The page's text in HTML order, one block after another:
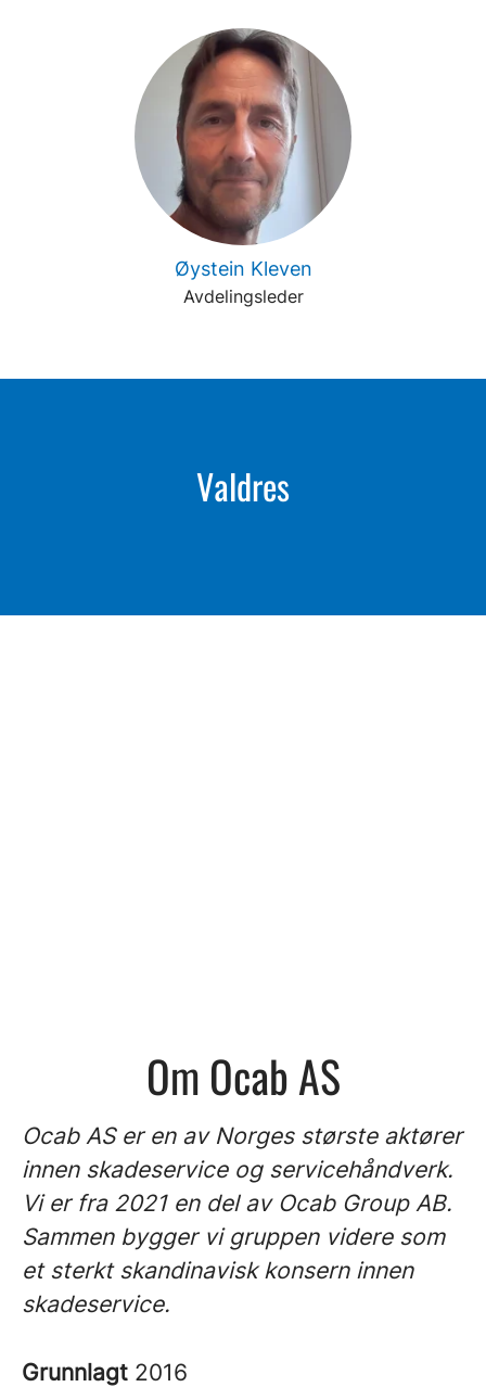
Øystein Kleven
Avdelingsleder
Valdres
Om Ocab AS
Ocab AS er en av Norges største aktører
innen skadeservice og servicehåndverk.
Vi er fra 2021 en del av Ocab Group AB.
Sammen bygger vi gruppen videre som
et sterkt skandinavisk konsern innen
skadeservice.
Grunnlagt 2016